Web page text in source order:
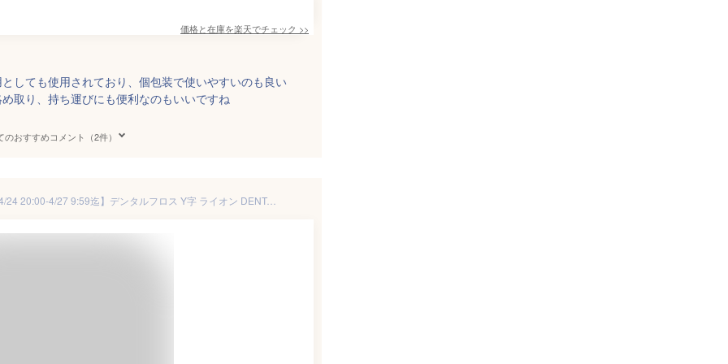
価格と在庫を楽天でチェック >>
しても使用されており、個包装で使いやすいのも良い
取り、持ち運びにも便利なのもいいですね
のおすすめコメント（2件）
【★エントリーでポイント5倍 4/24 20:00-4/27 9:59迄】デンタルフロス Y字 ライオン DENT.EX ウルトラフロスM / 院内指導用 40本入(個包装)